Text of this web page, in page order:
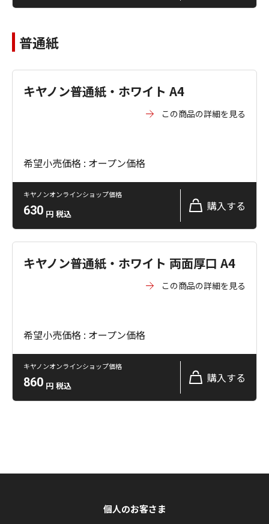
普通紙
キヤノン普通紙・ホワイト A4
この商品の詳細を見る
希望小売価格 : オープン価格
キヤノンオンラインショップ価格
630 円 税込
購入する
キヤノン普通紙・ホワイト 両面厚口 A4
この商品の詳細を見る
希望小売価格 : オープン価格
キヤノンオンラインショップ価格
860 円 税込
購入する
個人のお客さま